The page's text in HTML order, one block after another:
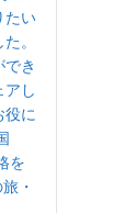
たい
。
き
アし
役に
を
・